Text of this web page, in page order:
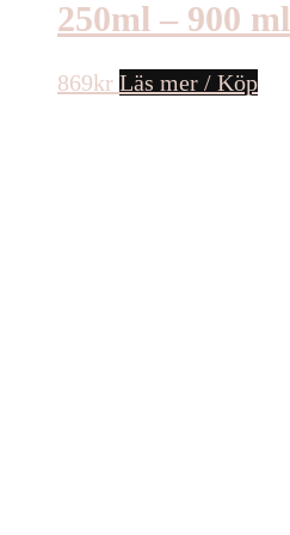
250ml – 900 ml
869kr Läs mer / Köp